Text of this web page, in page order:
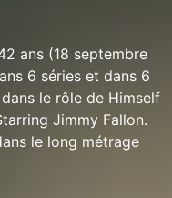
ans (18 septembre
6 séries et dans 6
le rôle de Himself
Jimmy Fallon.
le long métrage